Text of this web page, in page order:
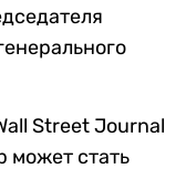
Street Journal
может стать